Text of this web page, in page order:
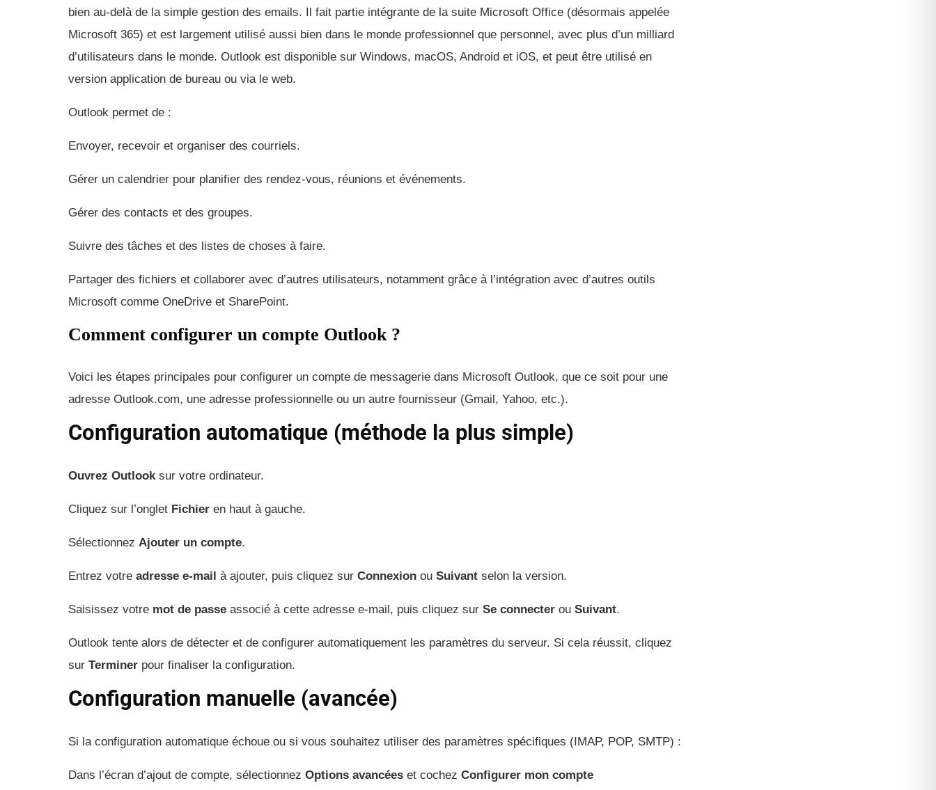
bien au-delà de la simple gestion des emails. Il fait partie intégrante de la suite Microsoft Office (désormais appelée
Microsoft 365) et est largement utilisé aussi bien dans le monde professionnel que personnel, avec plus d’un milliard
d’utilisateurs dans le monde. Outlook est disponible sur Windows, macOS, Android et iOS, et peut être utilisé en
version application de bureau ou via le web.
Outlook permet de :
Envoyer, recevoir et organiser des courriels.
Gérer un calendrier pour planifier des rendez-vous, réunions et événements.
Gérer des contacts et des groupes.
Suivre des tâches et des listes de choses à faire.
Partager des fichiers et collaborer avec d’autres utilisateurs, notamment grâce à l’intégration avec d’autres outils
Microsoft comme OneDrive et SharePoint.
Comment configurer un compte Outlook ?
Voici les étapes principales pour configurer un compte de messagerie dans Microsoft Outlook, que ce soit pour une
adresse Outlook.com, une adresse professionnelle ou un autre fournisseur (Gmail, Yahoo, etc.).
Configuration automatique (méthode la plus simple)
Ouvrez Outlooksur votre ordinateur.
Cliquez sur l’onglet Fichier en haut à gauche.
Sélectionnez Ajouter un compte.
Entrez votre adresse e-mail à ajouter, puis cliquez sur Connexion ou Suivant selon la version.
Saisissez votre mot de passe associé à cette adresse e-mail, puis cliquez sur Se connecter ou Suivant.
Outlook tente alors de détecter et de configurer automatiquement les paramètres du serveur. Si cela réussit, cliquez
sur Terminer pour finaliser la configuration.
Configuration manuelle (avancée)
Si la configuration automatique échoue ou si vous souhaitez utiliser des paramètres spécifiques (IMAP, POP, SMTP) :
Dans l’écran d’ajout de compte, sélectionnez Options avancées et cochez Configurer mon compte